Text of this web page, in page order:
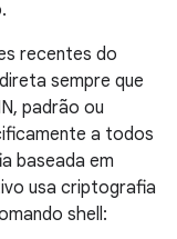
recentes do
sempre que
padrão ou
a todos
baseada em
usa criptografia
shell: